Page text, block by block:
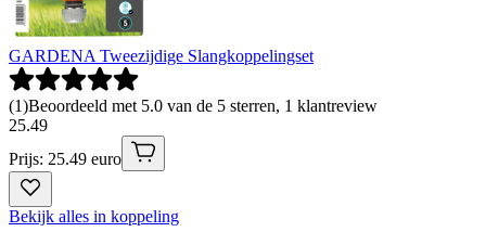
GARDENA Tweezijdige Slangkoppelingset
(1)Beoordeeld met 5.0 van de 5 sterren, 1 klantreview
25.49
Prijs: 25.49 euro
Bekijk alles in koppeling